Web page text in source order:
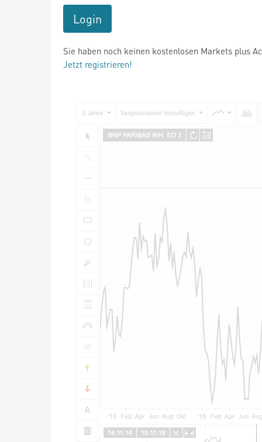
Login
Sie haben noch keinen kostenlosen Markets plus
Jetzt registrieren!